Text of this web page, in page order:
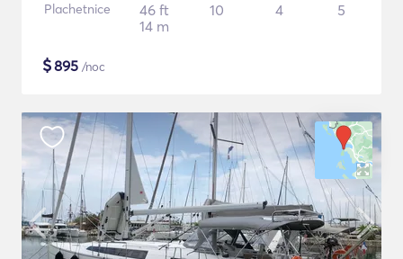
Plachetnice
46 ft
14 m
10 4 5
$895 /noc